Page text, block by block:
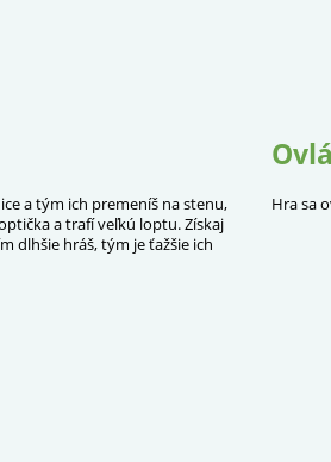
a tým ich premeníš na stenu,
a trafí veľkú loptu. Získaj
dlhšie hráš, tým je ťažšie ich
Hra sa